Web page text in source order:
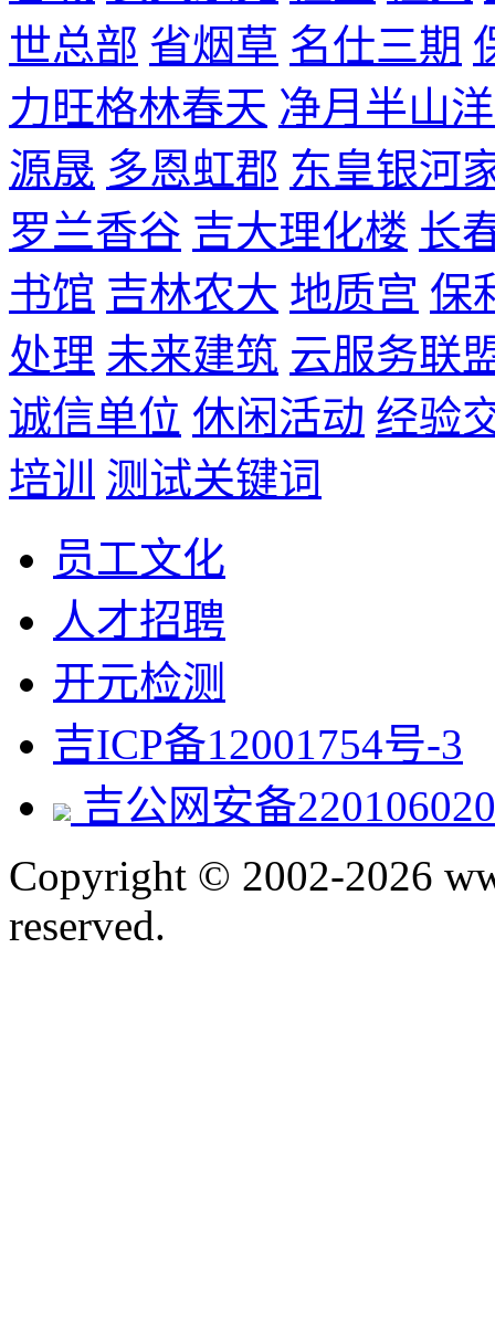
世总部 省烟草 名仕三期
力旺格林春天 净月半山
源晟 多恩虹郡 东皇银河
罗兰香谷 吉大理化楼 长
书馆 吉林农大 地质宫 保
处理 未来建筑 云服务联
诚信单位 休闲活动 经验
培训 测试关键词
员工文化
人才招聘
开元检测
吉ICP备12001754号-3
吉公网安备
Copyright © 2002-2026
reserved.